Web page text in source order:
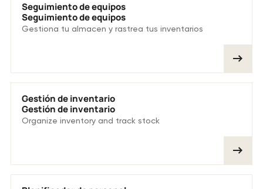
Seguimiento de equipos
Seguimiento de equipos
Gestiona tu almacen y rastrea tus inventarios
Gestión de inventario
Gestión de inventario
Organize inventory and track stock